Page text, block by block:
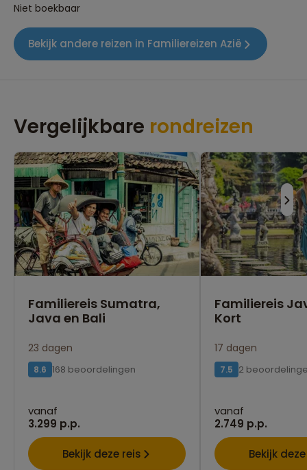
Niet boekbaar
Bekijk andere reizen in Familiereizen Azië
Vergelijkbare rondreizen
Familiereis Sumatra,
Java en Bali
23 dagen
8.6 168 beoordelingen
vanaf
3.299 p.p.
Bekijk deze reis
Familiereis
Kort
17 dagen
7.5 2
vanaf
2.749 p.p.
Bekijk